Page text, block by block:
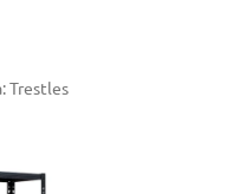
Trestles